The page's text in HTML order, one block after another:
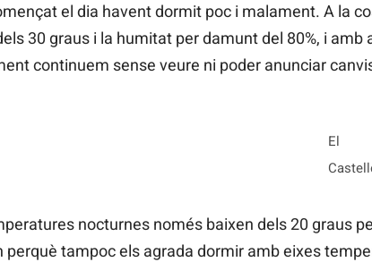
el dia havent dormit poc i malament. A la
30 graus i la humitat per damunt del 80%, i
continuem sense veure ni poder anunciar
El
nocturnes només baixen dels 20 graus
perquè tampoc els agrada dormir amb eixes